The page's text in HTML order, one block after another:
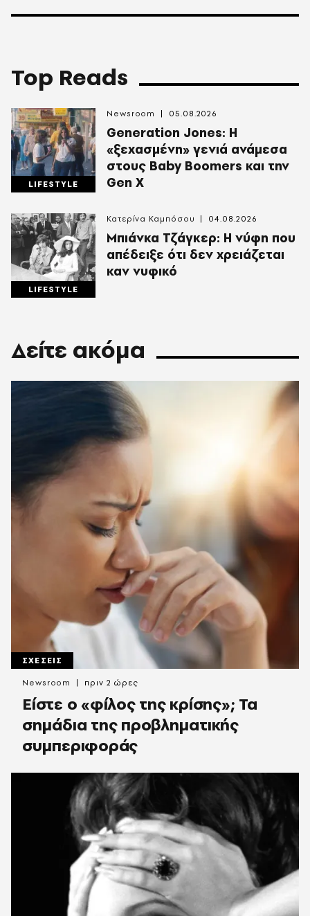
Top Reads
LIFESTYLE
Generation Jones: Η
«ξεχασμένη» γενιά ανάμεσα
στους Baby Boomers και την
Gen X
Newsroom 05.08.2026
LIFESTYLE
Mπιάνκα Τζάγκερ: Η νύφη που
απέδειξε ότι δεν χρειάζεται
καν νυφικό
Κατερίνα Καμπόσου 04.08.2026
Δείτε ακόμα
ΣΧΕΣΕΙΣ
Είστε ο «φίλος της κρίσης»; Τα
σημάδια της προβληματικής
συμπεριφοράς
Newsroom πριν 2 ώρες